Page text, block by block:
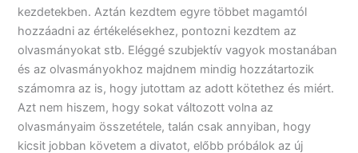
kezdetekben. Aztán kezdtem egyre többet magamtól
hozzáadni az értékelésekhez, pontozni kezdtem az
olvasmányokat stb. Eléggé szubjektív vagyok mostanában
és az olvasmányokhoz majdnem mindig hozzátartozik
számomra az is, hogy jutottam az adott kötethez és miért.
Azt nem hiszem, hogy sokat változott volna az
olvasmányaim összetétele, talán csak annyiban, hogy
kicsit jobban követem a divatot, előbb próbálok az új